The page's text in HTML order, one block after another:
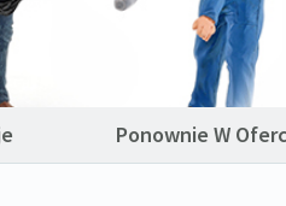
Ponownie W